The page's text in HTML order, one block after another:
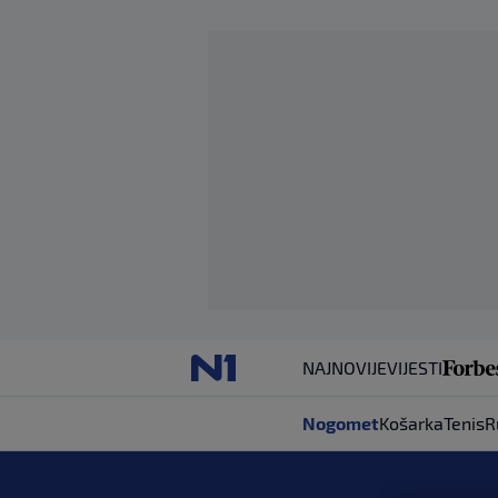
NAJNOVIJEVIJESTI
NogometKošarkaTenis